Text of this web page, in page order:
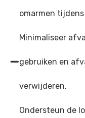
omarmen
Minimaliseer
gebruiken en
verwijderen.
Ondersteun de